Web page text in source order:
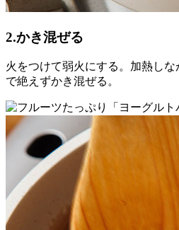
2.かき混ぜる
火をつけて弱火にする。加熱し
で絶えずかき混ぜる。